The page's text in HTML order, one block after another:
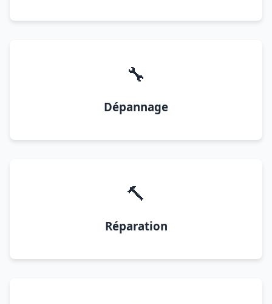
🔧
Dépannage
🔨
Réparation